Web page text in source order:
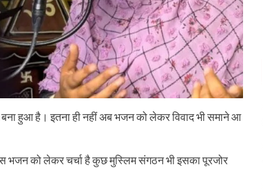
बना हुआ है। इतना ही नहीं अब भजन को लेकर विवाद भी समाने आ
भजन को लेकर चर्चा है कुछ मुस्लिम संगठन भी इसका पूरजोर